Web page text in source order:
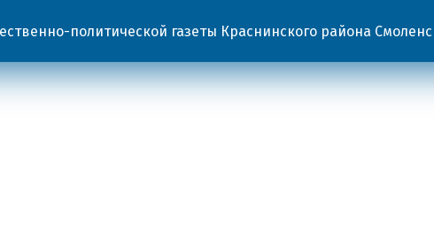
политической газеты Краснинского района